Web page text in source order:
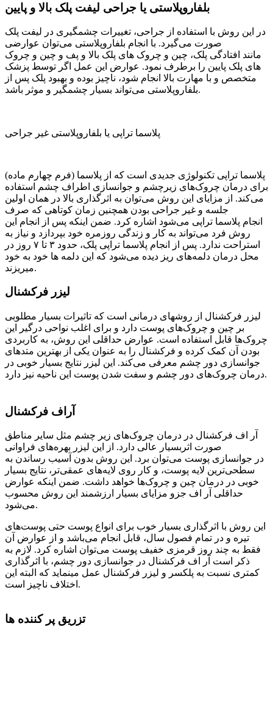
بلفاروپلاستی یا جراحی لیفت پلک بالا و پایین
در این روش با استفاده از جراحی، تغییرات چشمگیری در لیفت پلک
صورت می‌گیرد. با انجام بلفاروپلاستی می‌توان عوارضی
مانند افتادگی پلک، چین و چروک های پلک بالا و پف و چین و چروک
های پلک پایین را برطرف نمود. عوارض این عمل اگر توسط پزشک
متخصص و با مهارت بالا انجام شود، ناچیز بوده و بهبود پلک پس از
بلفاروپلاستی می‌تواند بسیار چشمگیر و موثر باشد.
پلاسما تراپی یا بلفاروپلاستی غیر جراحی
پلاسما تراپی تکنولوژی جدیدی است که از پلاسما (فرم چهارم ماده)
برای درمان چروک‌های زیرچشم و جوانسازی اطراف چشم استفاده
می‌کند. از مزایای این روش می‌توان به اثرگذاری بالا در همان اولین
جلسه و غیر جراحی بودن همچنین زمان کوتاهی که صرف
انجام پلاسما تراپی می‌شود اشاره کرد. ضمن اینکه پس از انجام این
روش فرد می‌تواند به کار و زندگی روزمره خود بپردازد و نیاز به
استراحت ندارد. پس از انجام پلاسما تراپی پلک، حدود ۳ تا ۷ روز در
محل درمان دلمه‌های ریز دیده می‌شود که این دلمه ها خود به خود
میریزند.
لیزر فرکشنال
لیزر فرکشنال از روشهای درمانی است که تاثیرات بسیار مطلوبی
بر چین و چروک‌های پوست دارد و برای اغلب نواحی درگیر این
چروک‌ها قابل استفاده است. عوارض حداقلی این روش، به کاربردی
بودن آن کمک کرده و فرکشنال را به عنوان یکی از بهترین متدهای
جوانسازی دور چشم معرفی می‌کند. این لیزر نتایج بسیار خوبی در
درمان چروک‌های دور چشم و سفت شدن پوست این ناحیه نیز دارد.
آراف فرکشنال
آر اف فرکشنال در درمان چروک‌های زیر چشم مثل سایر مناطق
صورت اثربسیار عالی دارد. از این لیزر بهره‌های فراوانی
در جوانسازی پوست می‌توان برد. این روش بدون آسیب رساندن به
سطحی‌ترین لایه پوست، و کار روی لایه‌های عمقی‌تر، نتایج بسیار
خوبی در درمان چین و چروک‌ها خواهد داشت. ضمن اینکه عوارض
حداقلی آر اف جزو مزایای بسیار ارزشمند این روش محسوب
می‌شود.
این روش با اثرگذاری بسیار خوب برای انواع پوست‌ حتی پوست‌های
تیره و در تمام فصول سال، قابل انجام می‌باشد و از عوارض آن
فقط به چند روز قرمزی خفیف پوست می‌توان اشاره کرد. لازم به
ذکر است آر اف فرکشنال در جوانسازی دور چشم، با اثرگذاری
کمتری نسبت به پلکسر و لیزر فرکشنال عمل مینماید که البته این
اختلاف ناچیز است.
تزریق پر کننده ها